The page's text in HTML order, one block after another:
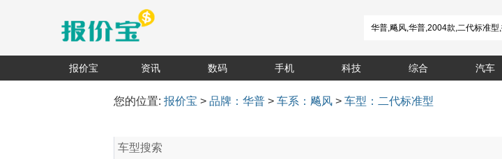
报价宝 资讯 数码 手机 科技 综合 汽车
您的位置:报价宝 >品牌：华普 >车系：飚风 >车型：二代标准型
车型搜索